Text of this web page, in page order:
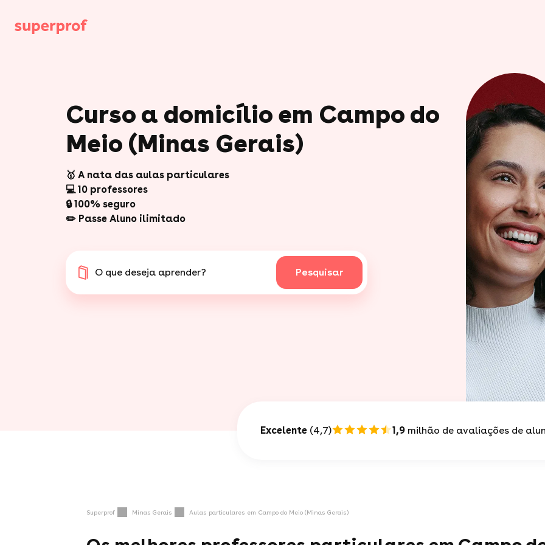
Curso a domicílio em Campo do
Meio (Minas Gerais)
🥇 A nata das aulas particulares
💻 10 professores
🔒 100% seguro
✏️ Passe Aluno ilimitado
O que deseja aprender? Pesquisar
Excelente (4,7) 1,9 milhão de avaliações de
Superprof Minas Gerais Aulas particulares em Campo do Meio (Minas Gerais)